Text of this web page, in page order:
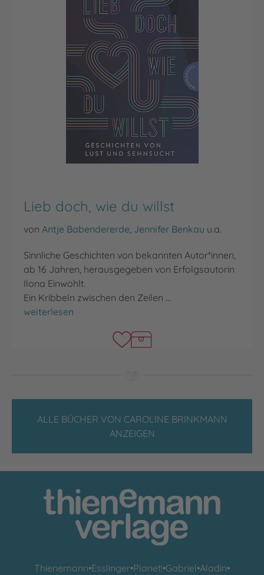
Lieb doch, wie du willst
von Antje Babendererde Jennifer Benkau u.a.
Sinnliche Geschichten von bekannten Autor*innen,
ab 16 Jahren, herausgegeben von Erfolgsautorin
Ilona Einwohlt.
Ein Kribbeln zwischen den Zeilen …
Lieb doch, wie du willst
weiterlesen
ALLE BÜCHER VON CAROLINE BRINKMANN
ANZEIGEN
Thienemann•Esslinger•Planet!•Gabriel•Aladin•